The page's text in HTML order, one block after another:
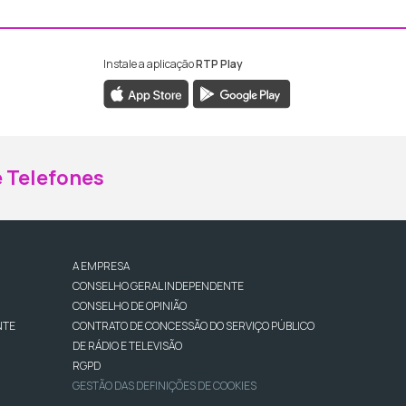
da RTP Madeira
da RTP Madeira
Instale a aplicaçãoRTP Play
Telefones
A EMPRESA
CONSELHO GERAL INDEPENDENTE
CONSELHO DE OPINIÃO
CONTRATO DE CONCESSÃO DO SERVIÇO PÚBLICO
DE RÁDIO E TELEVISÃO
RGPD
GESTÃO DAS DEFINIÇÕES DE COOKIES